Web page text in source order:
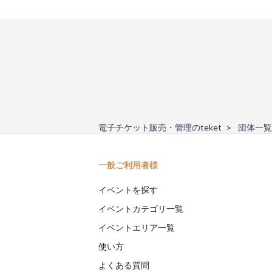
電子チケット販売・管理のteket 団体一覧
一般ご利用者様
イベントを探す
イベントカテゴリ一覧
イベントエリア一覧
使い方
よくある質問